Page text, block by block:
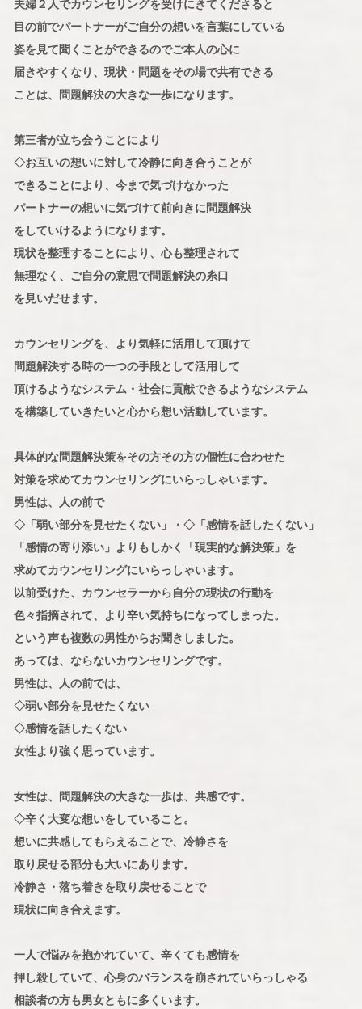
夫婦２人でカウンセリングを受けにきてくださると
目の前でパートナーがご自分の想いを言葉にしている
姿を見て聞くことができるのでご本人の心に
届きやすくなり、現状・問題をその場で共有できる
ことは、問題解決の大きな一歩になります。
第三者が立ち会うことにより
◇お互いの想いに対して冷静に向き合うことが
できることにより、今まで気づけなかった
パートナーの想いに気づけて前向きに問題解決
をしていけるようになります。
現状を整理することにより、心も整理されて
無理なく、ご自分の意思で問題解決の糸口
を見いだせます。
カウンセリングを、より気軽に活用して頂けて
問題解決する時の一つの手段として活用して
頂けるようなシステム・社会に貢献できるようなシステム
を構築していきたいと心から想い活動しています。
具体的な問題解決策をその方その方の個性に合わせた
対策を求めてカウンセリングにいらっしゃいます。
男性は、人の前で
◇「弱い部分を見せたくない」・◇「感情を話したくない」
「感情の寄り添い」よりもしかく「現実的な解決策」を
求めてカウンセリングにいらっしゃいます。
以前受けた、カウンセラーから自分の現状の行動を
色々指摘されて、より辛い気持ちになってしまった。
という声も複数の男性からお聞きしました。
あっては、ならないカウンセリングです。
男性は、人の前では、
◇弱い部分を見せたくない
◇感情を話したくない
女性より強く思っています。
女性は、問題解決の大きな一歩は、共感です。
◇辛く大変な想いをしていること。
想いに共感してもらえることで、冷静さを
取り戻せる部分も大いにあります。
冷静さ・落ち着きを取り戻せることで
現状に向き合えます。
一人で悩みを抱かれていて、辛くても感情を
押し殺していて、心身のバランスを崩されていらっしゃる
相談者の方も男女ともに多くいます。